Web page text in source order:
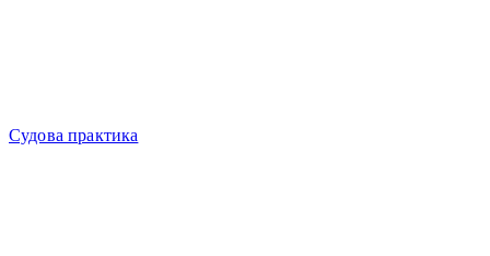
Судова практика